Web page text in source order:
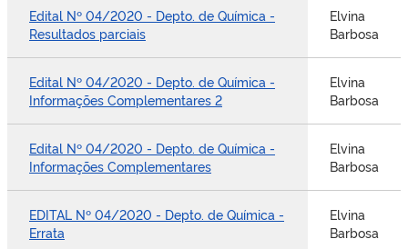
Edital Nº 04/2020 - Depto. de Química -
Resultados parciais
Elvina
Barbosa
Edital Nº 04/2020 - Depto. de Química -
Informações Complementares 2
Elvina
Barbosa
Edital Nº 04/2020 - Depto. de Química -
Informações Complementares
Elvina
Barbosa
EDITAL Nº 04/2020 - Depto. de Química -
Errata
Elvina
Barbosa